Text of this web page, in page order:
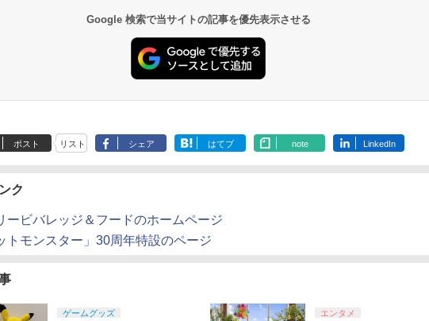
Google 検索で当サイトの記事を優先表示させる
ポスト リスト シェア はてブ note LinkedIn
ク
ービバレッジ＆フードのホームページ
トモンスター」30周年特設のページ
ゲームグッズ エンタメ